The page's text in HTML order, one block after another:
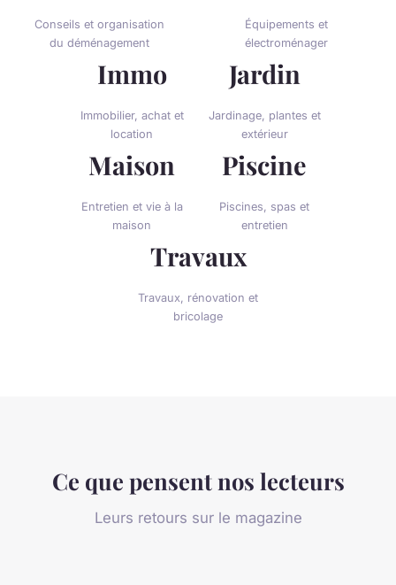
Conseils et organisation
du déménagement
Équipements et
électroménager
Immo
Immobilier, achat et
location
Jardin
Jardinage, plantes et
extérieur
Maison
Entretien et vie à la
maison
Piscine
Piscines, spas et
entretien
Travaux
Travaux, rénovation et
bricolage
Ce que pensent nos lecteurs
Leurs retours sur le magazine